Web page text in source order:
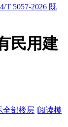
T 5057-2026 既
民用建
全部楼层 |阅读模